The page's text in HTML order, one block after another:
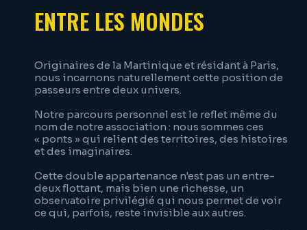
ENTRE LES MONDES
Originaires de la Martinique et résidant à Paris,
nous incarnons naturellement cette position de
passeurs entre deux univers.
Notre parcours personnel est le reflet même du
nom de notre association : nous sommes ces
« ponts » qui relient des territoires, des histoires
et des imaginaires.
Cette double appartenance n'est pas un entre-
deux flottant, mais bien une richesse, un
observatoire privilégié qui nous permet de voir
ce qui, parfois, reste invisible aux autres.